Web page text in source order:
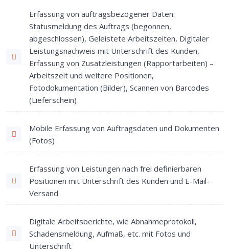
Erfassung von auftragsbezogener Daten:
Statusmeldung des Auftrags (begonnen,
abgeschlossen), Geleistete Arbeitszeiten, Digitaler
Leistungsnachweis mit Unterschrift des Kunden,
Erfassung von Zusatzleistungen (Rapportarbeiten) –
Arbeitszeit und weitere Positionen,
Fotodokumentation (Bilder), Scannen von Barcodes
(Lieferschein)
Mobile Erfassung von Auftragsdaten und Dokumenten
(Fotos)
Erfassung von Leistungen nach frei definierbaren
Positionen mit Unterschrift des Kunden und E-Mail-
Versand
Digitale Arbeitsberichte, wie Abnahmeprotokoll,
Schadensmeldung, Aufmaß, etc. mit Fotos und
Unterschrift